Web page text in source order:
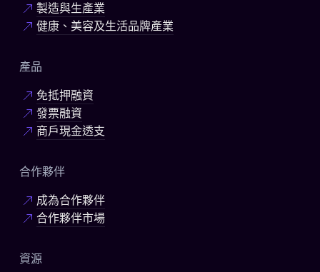
製造與生產業
健康、美容及生活品牌產業
產品
免抵押融資
發票融資
商戶現金透支
合作夥伴
成為合作夥伴
合作夥伴市場
資源